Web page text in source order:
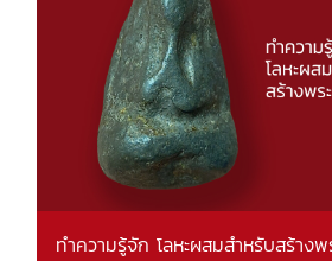
ทำความรู้จัก โลหะผสมสำหรับสร้างพ